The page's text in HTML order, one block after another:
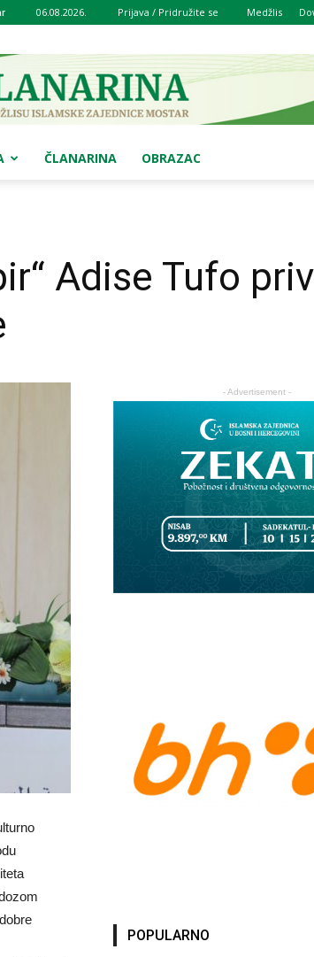
06.08.2026. Prijava / Pridružite se Medžlis
ČLANARINA OBRAZAC
Adise Tufo
- Advertisement -
POPULARNO